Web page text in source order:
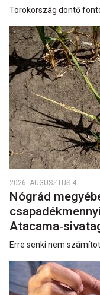
Törökország döntő
2026. AUGUSZTUS 4.
Nógrád
Erre senki nem